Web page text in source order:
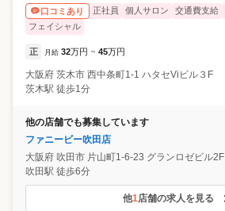
口コミあり 正社員 個人サロン 交通費支給
フェイシャル
正 月給 32万円 ~ 45万円
大阪府 茨木市 西中条町1-1 ハタセViビル３F
茨木駅 徒歩1分
他の店舗でも募集しています
ファニービー吹田店
大阪府 吹田市 片山町1-6-23 グランロゼビル2F
吹田駅 徒歩6分
他1店舗の求人を見る